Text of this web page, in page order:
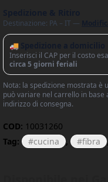
Destinazione: PA – IT —
🚚 Spedizione a domicilio
Inserisci il CAP per il costo
circa 5 giorni feriali
Nota: la spedizione mostrata è
può variare nel carrello in
indirizzo di consegna.
COD: 10031260
Tag:
cucina , fibra ,